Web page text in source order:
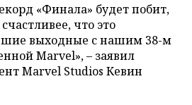
«Финала» будет побит,
что это
выходные с нашим 38-м
Marvel», – заявил
Marvel Studios Кевин